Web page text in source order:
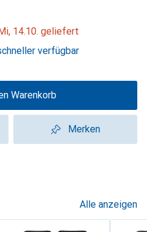
14.10. geliefert
verfügbar
Warenkorb
Merken
Alle anzeigen